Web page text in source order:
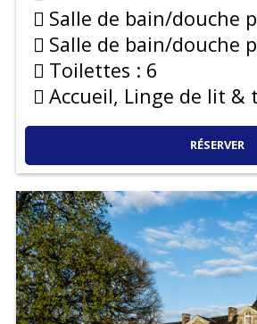
Salle de bain/douche
Salle de bain/douche
Toilettes : 6
Accueil, Linge de lit &
RÉSERVER